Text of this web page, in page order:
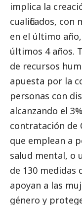
implica la
cualificados, con
en el último
últimos 4 años.
de recursos
apuesta por la
personas con
alcanzando el
contratación de
que emplean a
salud mental, o
de 130 medidas
apoyan a las
género y